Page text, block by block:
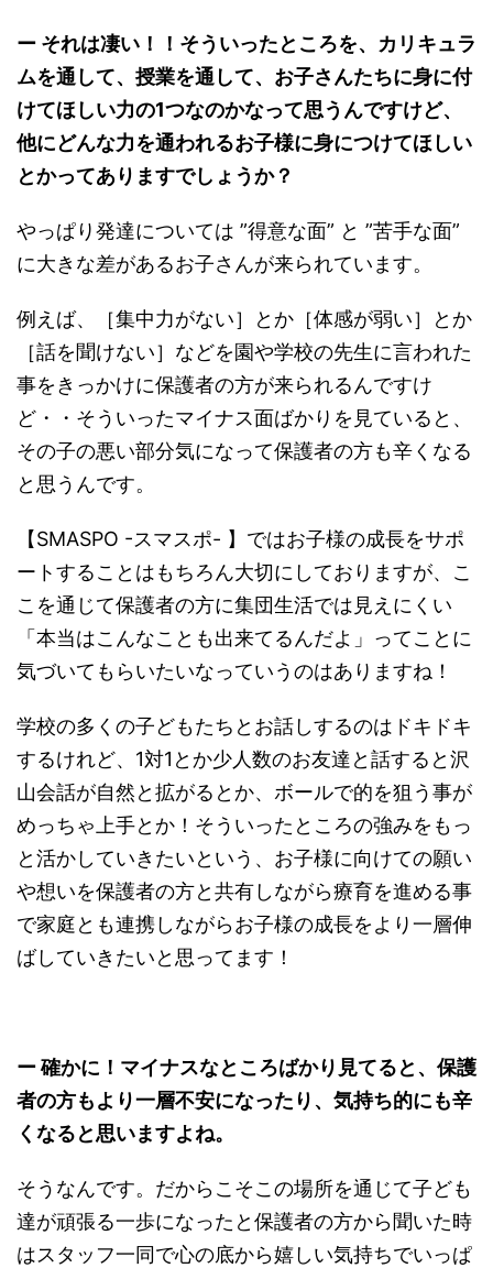
ー それは凄い！！そういったところを、カリキュラ
ムを通して、授業を通して、お子さんたちに身に付
けてほしい力の1つなのかなって思うんですけど、
他にどんな力を通われるお子様に身につけてほしい
とかってありますでしょうか？
やっぱり発達については ”得意な面” と ”苦手な面”
に大きな差があるお子さんが来られています。
例えば、［集中力がない］とか［体感が弱い］とか
［話を聞けない］などを園や学校の先生に言われた
事をきっかけに保護者の方が来られるんですけ
ど・・そういったマイナス面ばかりを見ていると、
その子の悪い部分気になって保護者の方も辛くなる
と思うんです。
【SMASPO -スマスポ- 】ではお子様の成長をサポ
ートすることはもちろん大切にしておりますが、こ
こを通じて保護者の方に集団生活では見えにくい
「本当はこんなことも出来てるんだよ」ってことに
気づいてもらいたいなっていうのはありますね！
学校の多くの子どもたちとお話しするのはドキドキ
するけれど、1対1とか少人数のお友達と話すると沢
山会話が自然と拡がるとか、ボールで的を狙う事が
めっちゃ上手とか！そういったところの強みをもっ
と活かしていきたいという、お子様に向けての願い
や想いを保護者の方と共有しながら療育を進める事
で家庭とも連携しながらお子様の成長をより一層伸
ばしていきたいと思ってます！
ー 確かに！マイナスなところばかり見てると、保護
者の方もより一層不安になったり、気持ち的にも辛
くなると思いますよね。
そうなんです。だからこそこの場所を通じて子ども
達が頑張る一歩になったと保護者の方から聞いた時
はスタッフ一同で心の底から嬉しい気持ちでいっぱ